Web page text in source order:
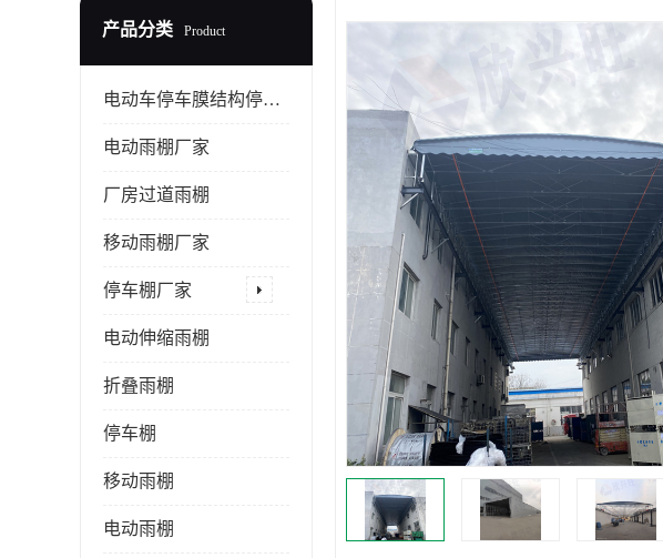
产品分类 Product
电动车停车膜结构停车棚
电动雨棚厂家
厂房过道雨棚
移动雨棚厂家
停车棚厂家
电动伸缩雨棚
折叠雨棚
停车棚
移动雨棚
电动雨棚